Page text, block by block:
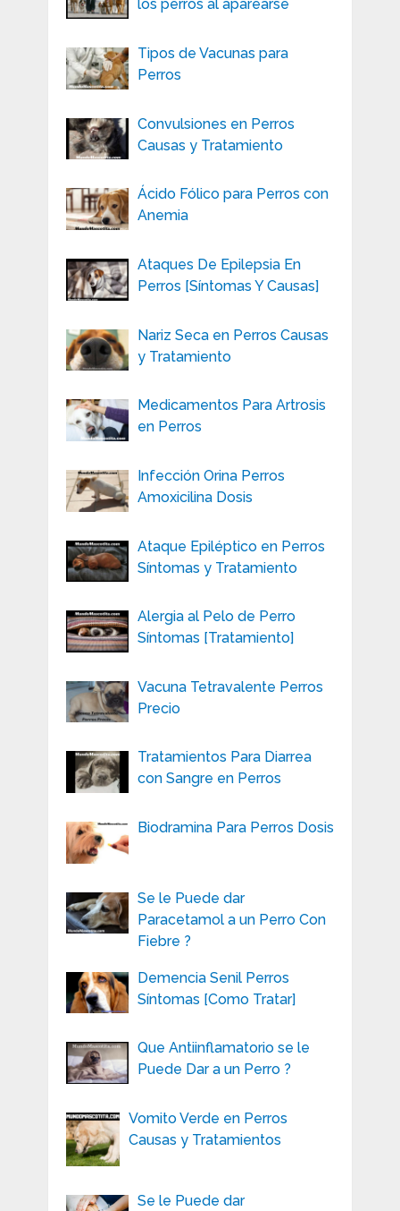
los perros al aparearse
Tipos de Vacunas para
Perros
Convulsiones en Perros
Causas y Tratamiento
Ácido Fólico para Perros con
Anemia
Ataques De Epilepsia En
Perros [Síntomas Y Causas]
Nariz Seca en Perros Causas
y Tratamiento
Medicamentos Para Artrosis
en Perros
Infección Orina Perros
Amoxicilina Dosis
Ataque Epiléptico en Perros
Síntomas y Tratamiento
Alergia al Pelo de Perro
Síntomas [Tratamiento]
Vacuna Tetravalente Perros
Precio
Tratamientos Para Diarrea
con Sangre en Perros
Biodramina Para Perros Dosis
Se le Puede dar
Paracetamol a un Perro Con
Fiebre ?
Demencia Senil Perros
Síntomas [Como Tratar]
Que Antiinflamatorio se le
Puede Dar a un Perro ?
Vomito Verde en Perros
Causas y Tratamientos
Se le Puede dar